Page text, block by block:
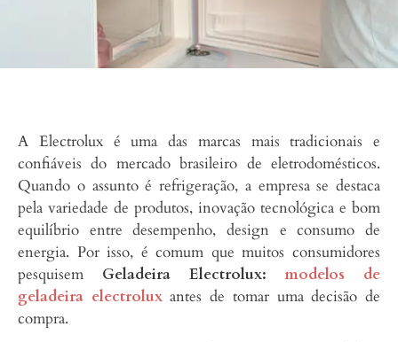
A Electrolux é uma das marcas mais tradicionais e
confiáveis do mercado brasileiro de eletrodomésticos.
Quando o assunto é refrigeração, a empresa se destaca
pela variedade de produtos, inovação tecnológica e bom
equilíbrio entre desempenho, design e consumo de
energia. Por isso, é comum que muitos consumidores
pesquisem Geladeira Electrolux: modelos de
geladeira electroluxantes de tomar uma decisão de
compra.